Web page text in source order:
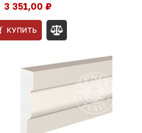
3 351,00 ₽
КУПИТЬ